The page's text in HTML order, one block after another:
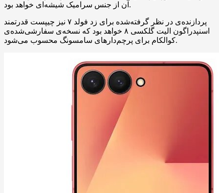
آن از جنس سرامیک شیشه‌ای خواهد بود.
پردازنده‌ی در نظر گرفته‌شده برای زد فولد ۷ نیز چیپست قدرتمند
اسنپدراگون الیت گلکسی ۸ خواهد بود که نسخه‌ی سفارشی‌شده‌ی
کوالکام برای پرچم‌دارهای سامسونگ محسوب می‌شود.